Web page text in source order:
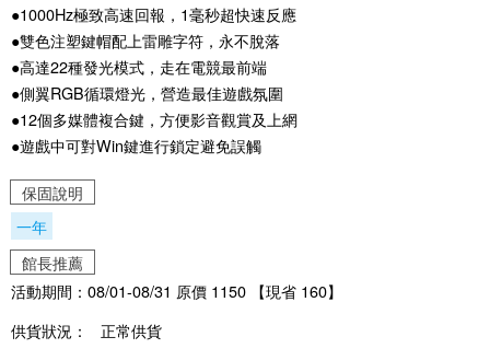
●1000Hz極致高速回報，1毫秒超快速反應
●雙色注塑鍵帽配上雷雕字符，永不脫落
●高達22種發光模式，走在電競最前端
●側翼RGB循環燈光，營造最佳遊戲氛圍
●12個多媒體複合鍵，方便影音觀賞及上網
●遊戲中可對Win鍵進行鎖定避免誤觸
保固說明
一年
館長推薦
活動期間：08/01-08/31 原價 1150 【現省 160】
供貨狀況：
正常供貨